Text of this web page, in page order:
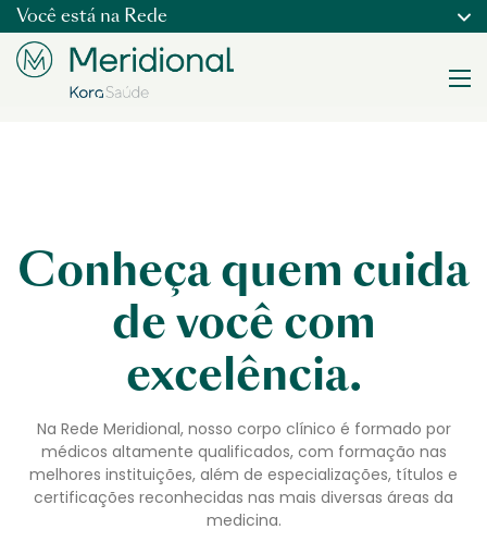
Você está na Rede
Conheça quem cuida
de você com
excelência.
Na Rede Meridional, nosso corpo clínico é formado por
médicos altamente qualificados, com formação nas
melhores instituições, além de especializações, títulos e
certificações reconhecidas nas mais diversas áreas da
medicina.